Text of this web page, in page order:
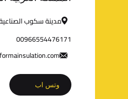
مدينة سكوب
00966554476171
وتس اب